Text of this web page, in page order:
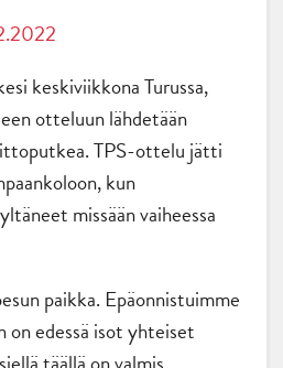
keskiviikkona Turussa,
otteluun lähdetään
TPS-ottelu jätti
kun
missään vaiheessa
paikka. Epäonnistuimme
on edessä isot yhteiset